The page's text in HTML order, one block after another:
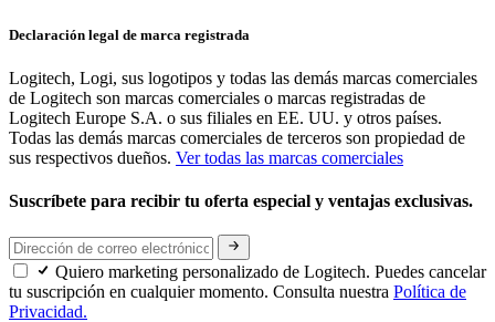
Declaración legal de marca registrada
Logitech, Logi, sus logotipos y todas las demás marcas comerciales
de Logitech son marcas comerciales o marcas registradas de
Logitech Europe S.A. o sus filiales en EE. UU. y otros países.
Todas las demás marcas comerciales de terceros son propiedad de
sus respectivos dueños. Ver todas las marcas comerciales
Suscríbete para recibir tu oferta especial y ventajas exclusivas.
Quiero marketing personalizado de Logitech. Puedes cancelar
tu suscripción en cualquier momento. Consulta nuestra Política de
Privacidad.